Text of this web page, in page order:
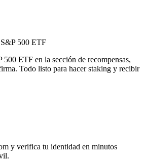
500 ETF
500 ETF en la sección de recompensas,
Todo listo para hacer staking y recibir
y verifica tu identidad en minutos